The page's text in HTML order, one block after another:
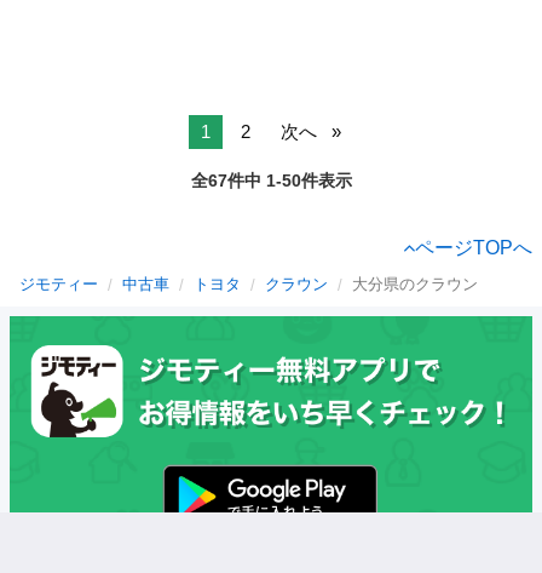
1 2 次へ
全67件中 1-50件表示
ページTOPへ
ジモティー 中古車 トヨタ クラウン 大分県のクラウン